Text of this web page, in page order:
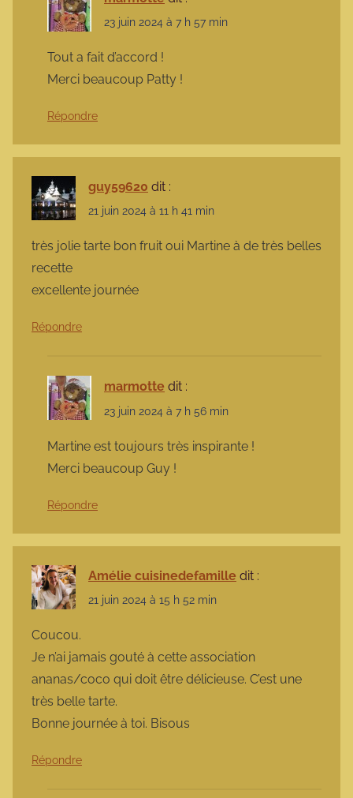
23 juin 2024 à 7 h 57 min
Tout a fait d’accord !
Merci beaucoup Patty !
Répondre
guy59620 dit :
21 juin 2024 à 11 h 41 min
très jolie tarte bon fruit oui Martine à de très belles
recette
excellente journée
Répondre
marmotte dit :
23 juin 2024 à 7 h 56 min
Martine est toujours très inspirante !
Merci beaucoup Guy !
Répondre
Amélie cuisinedefamille dit :
21 juin 2024 à 15 h 52 min
Coucou.
Je n’ai jamais gouté à cette association
ananas/coco qui doit être délicieuse. C’est une
très belle tarte.
Bonne journée à toi. Bisous
Répondre